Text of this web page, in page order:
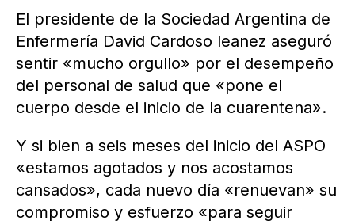
El presidente de la Sociedad Argentina de
Enfermería David Cardoso leanez aseguró
sentir «mucho orgullo» por el desempeño
del personal de salud que «pone el
cuerpo desde el inicio de la cuarentena».
Y si bien a seis meses del inicio del ASPO
«estamos agotados y nos acostamos
cansados», cada nuevo día «renuevan» su
compromiso y esfuerzo «para seguir